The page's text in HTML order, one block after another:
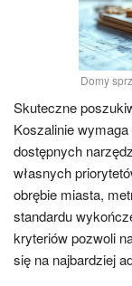
Domy
Skuteczne
Koszalinie
dostępnych
własnych
obrębie miasta,
standardu
kryteriów pozwoli
się na najbardziej